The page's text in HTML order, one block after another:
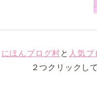
にほんブログ村と 人気
２つクリックし